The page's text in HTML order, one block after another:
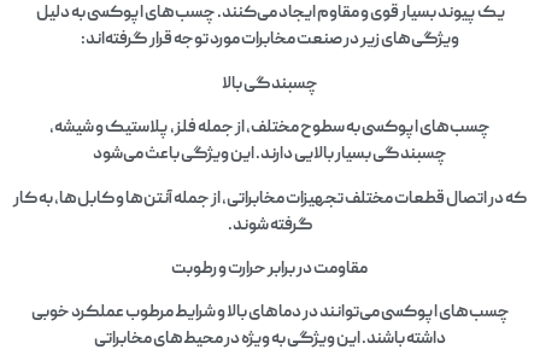
یک پیوند بسیار قوی و مقاوم ایجاد می‌کنند. چسب‌های اپوکسی به دلیل
ویژگی‌های زیر در صنعت مخابرات مورد توجه قرار گرفته‌اند:
چسبندگی بالا
چسب‌های اپوکسی به سطوح مختلف، از جمله فلز، پلاستیک و شیشه،
چسبندگی بسیار بالایی دارند. این ویژگی باعث می‌شود
که در اتصال قطعات مختلف تجهیزات مخابراتی، از جمله آنتن‌ها و کابل‌ها، به کار
گرفته شوند.
مقاومت در برابر حرارت و رطوبت
چسب‌های اپوکسی می‌توانند در دماهای بالا و شرایط مرطوب عملکرد خوبی
داشته باشند. این ویژگی به ویژه در محیط‌های مخابراتی